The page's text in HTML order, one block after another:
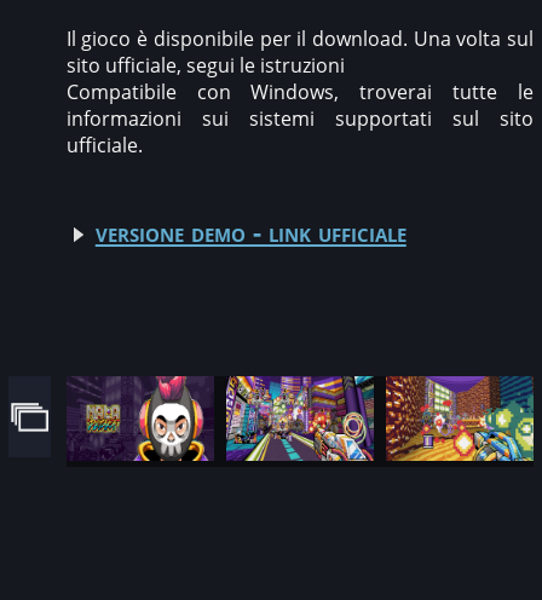
Il gioco è disponibile per il download. Una volta sul
sito ufficiale, segui le istruzioni
Compatibile con Windows, troverai tutte le
informazioni sui sistemi supportati sul sito
ufficiale.
versione demo - link ufficiale